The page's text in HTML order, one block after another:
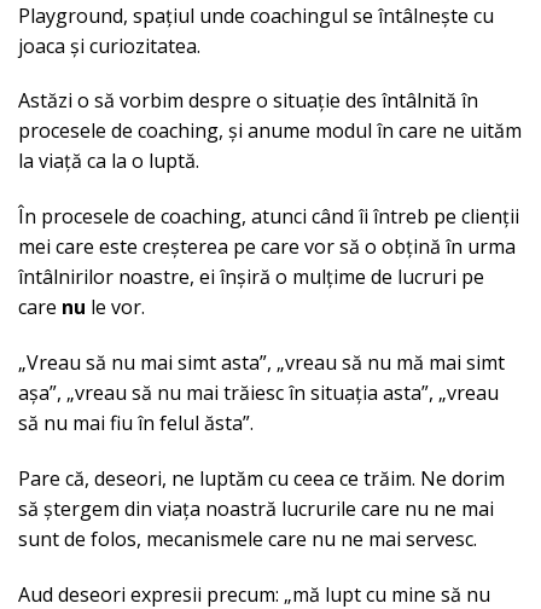
Playground, spațiul unde coachingul se întâlnește cu
joaca și curiozitatea.
Astăzi o să vorbim despre o situație des întâlnită în
procesele de coaching, și anume modul în care ne uităm
la viață ca la o luptă.
În procesele de coaching, atunci când îi întreb pe clienții
mei care este creșterea pe care vor să o obțină în urma
întâlnirilor noastre, ei înșiră o mulțime de lucruri pe
care nu le vor.
„Vreau să nu mai simt asta”, „vreau să nu mă mai simt
așa”, „vreau să nu mai trăiesc în situația asta”, „vreau
să nu mai fiu în felul ăsta”.
Pare că, deseori, ne luptăm cu ceea ce trăim. Ne dorim
să ștergem din viața noastră lucrurile care nu ne mai
sunt de folos, mecanismele care nu ne mai servesc.
Aud deseori expresii precum: „mă lupt cu mine să nu